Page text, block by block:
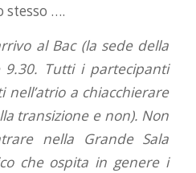
stesso ….
al Bac (la sede della
9.30. Tutti i partecipanti
a chiacchierare
transizione e non). Non
nella Grande Sala
che ospita in genere i